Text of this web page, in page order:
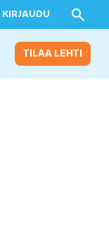
KIRJAUDU
TILAA LEHTI